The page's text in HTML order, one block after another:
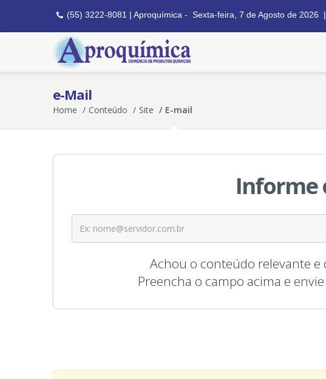
(55) 3222-8081 | Aproquímica - Sexta-feira, 7 de Agosto de 2026 |
e-Mail
Home Conteúdo Site E-mail
Informe
Achou o conteúdo relevante
Preencha o campo acima e